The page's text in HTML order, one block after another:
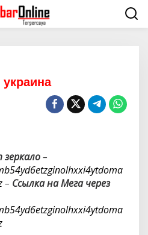
–
– Ссылка на Мега через